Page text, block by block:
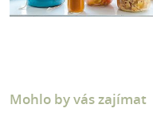
Mohlo by vás zajímat